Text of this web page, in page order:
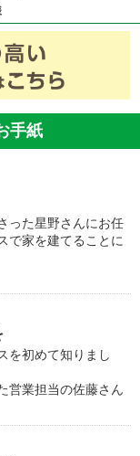
手紙
った星野さんにお任
で家を建てることに
を初めて知りまし
営業担当の佐藤さん